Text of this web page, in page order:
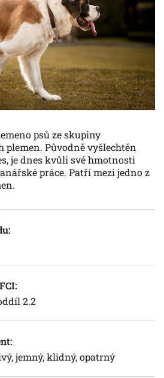
psů ze skupiny
plemen. Původně vyšlechtěn
je dnes kvůli své hmotnosti
práce. Patří mezi jedno z
2.2
jemný, klidný, opatrný